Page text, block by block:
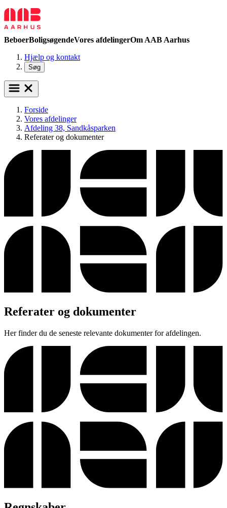
BeboerBoligsøgendeVores afdelingerOm AAB Aarhus
Hjælp og kontakt
Søg
Forside
Vores afdelinger
Afdeling 38, Sandkåsparken
Referater og dokumenter
Referater og dokumenter
Her finder du de seneste relevante dokumenter for afdelingen.